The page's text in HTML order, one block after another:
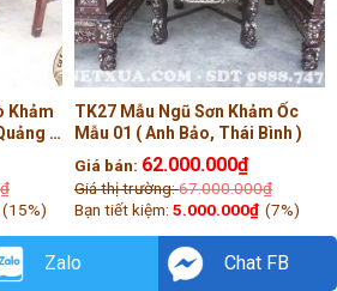
Khảm
,
₫
(15%)
TK27 Mẫu Ngũ Sơn Khảm Ốc
Mẫu 01 ( Anh Bảo, Thái Bình )
Giá bán: 62.000.000₫
Giá thị trường:67.000.000₫
Bạn tiết kiệm: 5.000.000₫ (7%)
Zalo Chat FB